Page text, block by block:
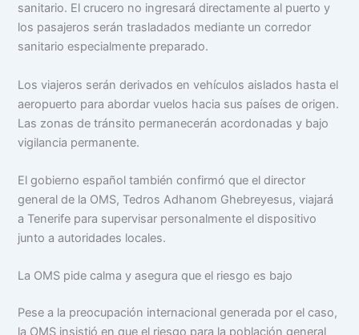
sanitario. El crucero no ingresará directamente al puerto y
los pasajeros serán trasladados mediante un corredor
sanitario especialmente preparado.
Los viajeros serán derivados en vehículos aislados hasta el
aeropuerto para abordar vuelos hacia sus países de origen.
Las zonas de tránsito permanecerán acordonadas y bajo
vigilancia permanente.
El gobierno español también confirmó que el director
general de la OMS, Tedros Adhanom Ghebreyesus, viajará
a Tenerife para supervisar personalmente el dispositivo
junto a autoridades locales.
La OMS pide calma y asegura que el riesgo es bajo
Pese a la preocupación internacional generada por el caso,
la OMS insistió en que el riesgo para la población general